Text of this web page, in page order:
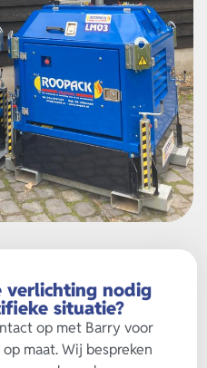
nodig
situatie?
op met Barry voor
maat. Wij bespreken